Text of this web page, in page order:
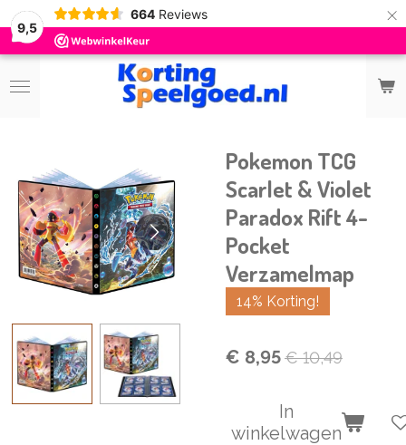
9,5
664 Reviews ×
Pokemon TCG
Scarlet & Violet
Paradox Rift 4-
Pocket
Verzamelmap
14% Korting!
€ 8,95€ 10,49
In
winkelwagen